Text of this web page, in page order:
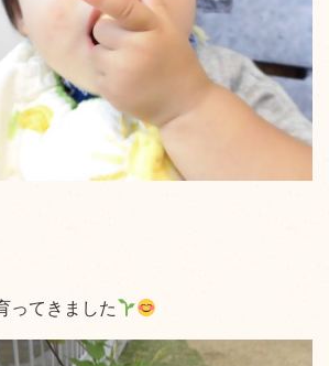
ってきました